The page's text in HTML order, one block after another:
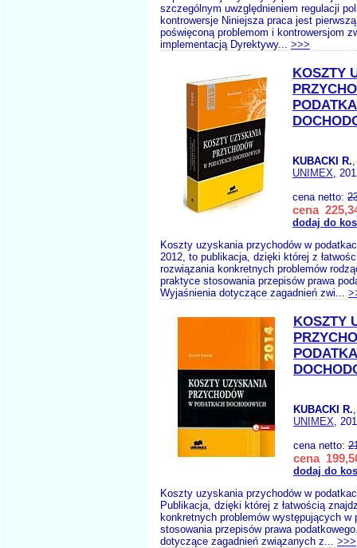
szczególnym uwzględnieniem regulacji
kontrowersje Niniejsza praca jest
poświęconą problemom i kontrowersjom
implementacją Dyrektywy... >>>
KOSZTY
KUBACKI R.
UNIMEX,
cena netto:
cena
dodaj do
Koszty uzyskania przychodów w
2012, to publikacja, dzięki której z
rozwiązania konkretnych problemów
praktyce stosowania przepisów prawa
Wyjaśnienia dotyczące zagadnień zwi...
KOSZTY
KUBACKI R.
UNIMEX,
cena netto:
cena
dodaj do
Koszty uzyskania przychodów w
Publikacja, dzięki której z łatwością
konkretnych problemów występujących w
stosowania przepisów prawa
dotyczące zagadnień związanych z... >>>